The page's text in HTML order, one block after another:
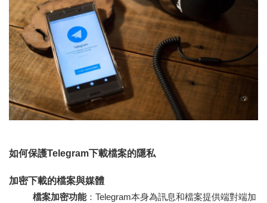
如何保護Telegram下載檔案的隱私
加密下載的檔案與媒體
檔案加密功能：Telegram本身為訊息和檔案提供端對端加